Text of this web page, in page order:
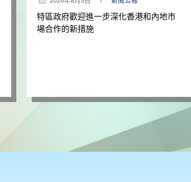
特區政府歡迎進一步深化香港和內地市
場合作的新措施